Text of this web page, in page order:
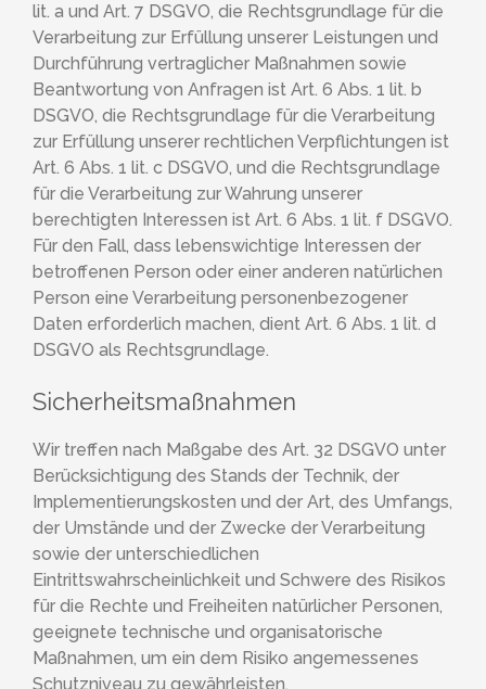
lit. a und Art. 7 DSGVO, die Rechtsgrundlage für die
Verarbeitung zur Erfüllung unserer Leistungen und
Durchführung vertraglicher Maßnahmen sowie
Beantwortung von Anfragen ist Art. 6 Abs. 1 lit. b
DSGVO, die Rechtsgrundlage für die Verarbeitung
zur Erfüllung unserer rechtlichen Verpflichtungen ist
Art. 6 Abs. 1 lit. c DSGVO, und die Rechtsgrundlage
für die Verarbeitung zur Wahrung unserer
berechtigten Interessen ist Art. 6 Abs. 1 lit. f DSGVO.
Für den Fall, dass lebenswichtige Interessen der
betroffenen Person oder einer anderen natürlichen
Person eine Verarbeitung personenbezogener
Daten erforderlich machen, dient Art. 6 Abs. 1 lit. d
DSGVO als Rechtsgrundlage.
Sicherheitsmaßnahmen
Wir treffen nach Maßgabe des Art. 32 DSGVO unter
Berücksichtigung des Stands der Technik, der
Implementierungskosten und der Art, des Umfangs,
der Umstände und der Zwecke der Verarbeitung
sowie der unterschiedlichen
Eintrittswahrscheinlichkeit und Schwere des Risikos
für die Rechte und Freiheiten natürlicher Personen,
geeignete technische und organisatorische
Maßnahmen, um ein dem Risiko angemessenes
Schutzniveau zu gewährleisten.